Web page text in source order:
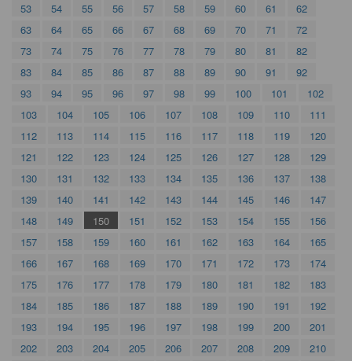
53
54 55 56 57 58 59 60 61
62
63
64 65 66 67 68 69 70 71
72
73
74 75 76 77 78 79 80 81
82
83
84 85 86 87 88 89 90 91
92
93
94 95 96 97 98 99 100 101
102
103
104 105 106 107 108 109 110
111
112
113 114 115 116 117 118 119
120
121
122 123 124 125 126 127 128
129
130
131 132 133 134 135 136 137
138
139
140 141 142 143 144 145 146
147
148
149 150 151 152 153 154 155
156
157
158 159 160 161 162 163 164
165
166
167 168 169 170 171 172 173
174
175
176 177 178 179 180 181 182
183
184
185 186 187 188 189 190 191
192
193
194 195 196 197 198 199 200
201
202
203 204 205 206 207 208 209
210